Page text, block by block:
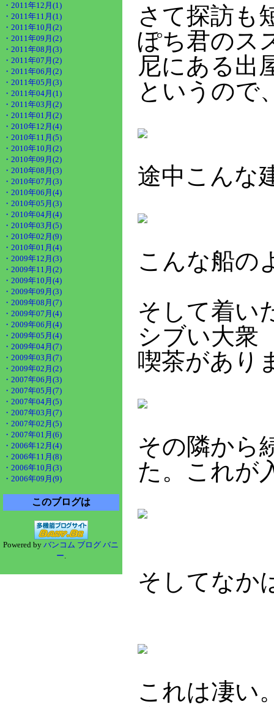
・2011年12月(1)
・2011年11月(1)
・2011年10月(2)
・2011年09月(2)
・2011年08月(3)
・2011年07月(2)
・2011年06月(2)
・2011年05月(3)
・2011年04月(1)
・2011年03月(2)
・2011年01月(2)
・2010年12月(4)
・2010年11月(5)
・2010年10月(2)
・2010年09月(2)
・2010年08月(3)
・2010年07月(3)
・2010年06月(4)
・2010年05月(3)
・2010年04月(4)
・2010年03月(5)
・2010年02月(9)
・2010年01月(4)
・2009年12月(3)
・2009年11月(2)
・2009年10月(4)
・2009年09月(3)
・2009年08月(7)
・2009年07月(4)
・2009年06月(4)
・2009年05月(4)
・2009年04月(7)
・2009年03月(7)
・2009年02月(2)
・2007年06月(3)
・2007年05月(7)
・2007年04月(5)
・2007年03月(7)
・2007年02月(5)
・2007年01月(6)
・2006年12月(4)
・2006年11月(8)
・2006年10月(3)
・2006年09月(9)
このブログは
Powered byバンコム ブログ バニ
ー.
さて探訪も
ぽち君のス
尼にある出
というので
途中こんな
こんな船の
そして着い
シブい大衆
喫茶があり
その隣から
た。これが
そしてなか
これは凄い